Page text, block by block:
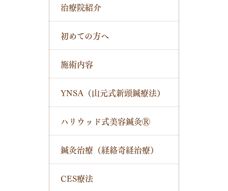
治療院紹介
初めての方へ
施術内容
YNSA（山元式新頭鍼療法）
ハリウッド式美容鍼灸Ⓡ
鍼灸治療（経絡奇経治療）
CES療法